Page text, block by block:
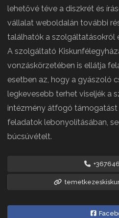
lehetővé téve a diszkrét és
vállalat weboldalán további
találhatók a szolgáltatásokról
A szolgáltató
vonzáskörzetében is ellátja
esetben az, hogy a gyászoló
legkevesebb terhet viseljék a
intézmény átfogó támogatást
feladatok lebonyolításában,
búcsúvételt.